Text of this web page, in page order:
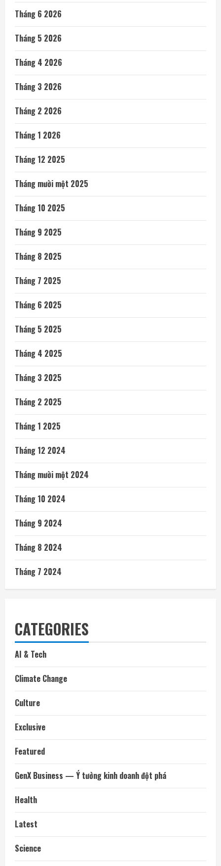
Tháng 6 2026
Tháng 5 2026
Tháng 4 2026
Tháng 3 2026
Tháng 2 2026
Tháng 1 2026
Tháng 12 2025
Tháng mười một 2025
Tháng 10 2025
Tháng 9 2025
Tháng 8 2025
Tháng 7 2025
Tháng 6 2025
Tháng 5 2025
Tháng 4 2025
Tháng 3 2025
Tháng 2 2025
Tháng 1 2025
Tháng 12 2024
Tháng mười một 2024
Tháng 10 2024
Tháng 9 2024
Tháng 8 2024
Tháng 7 2024
CATEGORIES
AI & Tech
Climate Change
Culture
Exclusive
Featured
GenX Business — Ý tưởng kinh doanh đột phá
Health
Latest
Science